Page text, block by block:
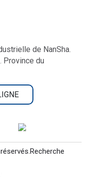
de NanSha.
Province du
Recherche